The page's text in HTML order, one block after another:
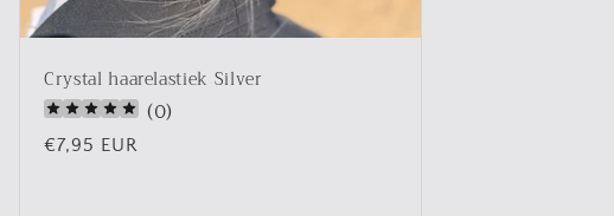
Crystal haarelastiek Silver
(0)
Normale
€7,95 EUR